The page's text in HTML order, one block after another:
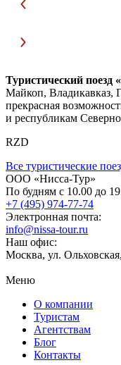
Туристический
Майкоп, Владикавказ,
прекрасная
и республикам
RZD
Все туристические
ООО «Нисса-Тур»
По будням с 10.00 до
+7 (495) 974-77-74
Электронная почта:
info@nissa-tour.ru
Наш офис:
Москва, ул.
Меню
О компании
Туристам
Агентствам
Блог
Контакты